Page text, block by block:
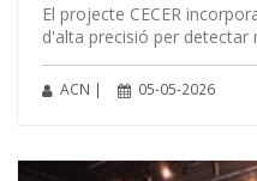
El projecte CECER
d'alta precisió per detectar
ACN | 05-05-2026